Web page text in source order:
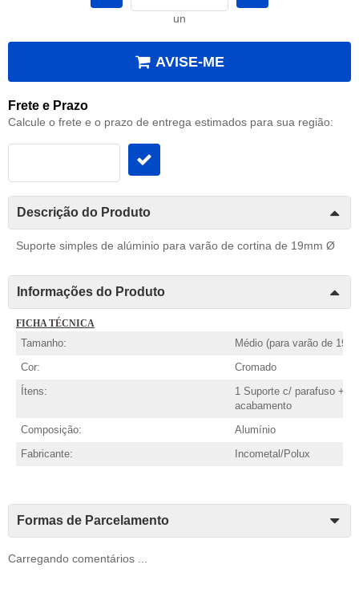
un
AVISE-ME
Frete e Prazo
Calcule o frete e o prazo de entrega estimados para sua região:
Descrição do Produto
Suporte simples de alúminio para varão de cortina de 19mm Ø
Informações do Produto
FICHA TÉCNICA
Tamanho:
Médio (para varão de
Cor: Cromado
Ítens:
1 Suporte c/ parafuso +
acabamento
Composição: Alumínio
Fabricante: Incometal/Polux
Formas de Parcelamento
Carregando comentários ...